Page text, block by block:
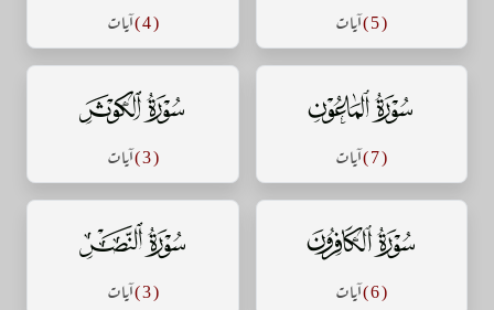
( 5 ) آيات ( 4 ) آيات
سورة الماعون
( 7 ) آيات
سورة الكوثر
( 3 ) آيات
سورة الكافرون
( 6 ) آيات
سورة النصر
( 3 ) آيات